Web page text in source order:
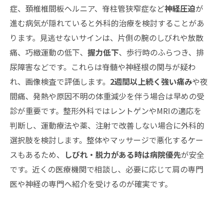
症、頚椎椎間板ヘルニア、脊柱管狭窄症など神経圧迫が
進む病気が隠れていると外科的治療を検討することがあ
ります。見逃せないサインは、片側の腕のしびれや放散
痛、巧緻運動の低下、 握力低下、歩行時のふらつき、排
尿障害などです。これらは脊髄や神経根の関与が疑わ
れ、画像検査で評価します。 2週間以上続く強い痛みや夜
間痛、発熱や原因不明の体重減少を伴う場合は早めの受
診が重要です。整形外科ではレントゲンやMRIの適応を
判断し、運動療法や薬、注射で改善しない場合に外科的
選択肢を検討します。整体やマッサージで悪化するケー
スもあるため、 しびれ・脱力がある時は病院優先が安全
です。近くの医療機関で相談し、必要に応じて肩の専門
医や神経の専門へ紹介を受けるのが確実です。